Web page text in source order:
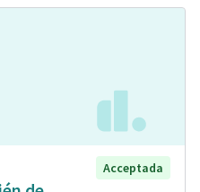
Acceptada